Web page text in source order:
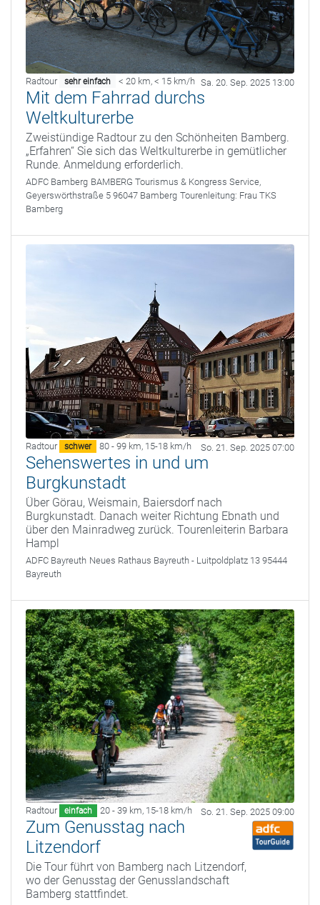
Radtour sehr einfach < 20 km, < 15 km/h Sa. 20. Sep. 2025 13:00
Mit dem Fahrrad durchs
Weltkulturerbe
Zweistündige Radtour zu den Schönheiten Bamberg.
„Erfahren“ Sie sich das Weltkulturerbe in gemütlicher
Runde. Anmeldung erforderlich.
ADFC Bamberg BAMBERG Tourismus & Kongress Service,
Geyerswörthstraße 5 96047 Bamberg Tourenleitung: Frau TKS
Bamberg
Radtour schwer 80 - 99 km, 15-18 km/h So. 21. Sep. 2025 07:00
Sehenswertes in und um
Burgkunstadt
Über Görau, Weismain, Baiersdorf nach
Burgkunstadt. Danach weiter Richtung Ebnath und
über den Mainradweg zurück. Tourenleiterin Barbara
Hampl
ADFC Bayreuth Neues Rathaus Bayreuth - Luitpoldplatz 13 95444
Bayreuth
Radtour einfach 20 - 39 km, 15-18 km/h So. 21. Sep. 2025 09:00
Zum Genusstag nach
Litzendorf
Die Tour führt von Bamberg nach Litzendorf,
wo der Genusstag der Genusslandschaft
Bamberg stattfindet.